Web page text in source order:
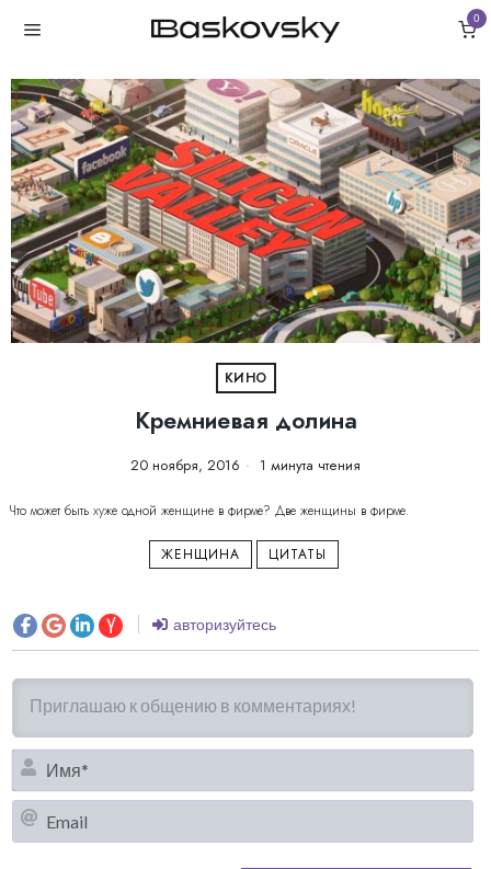
0
КИНО
Кремниевая долина
20 ноября, 2016 1 минута чтения
Что может быть хуже одной женщине в фирме? Две женщины в фирме.
ЖЕНЩИНА ЦИТАТЫ
авторизуйтесь